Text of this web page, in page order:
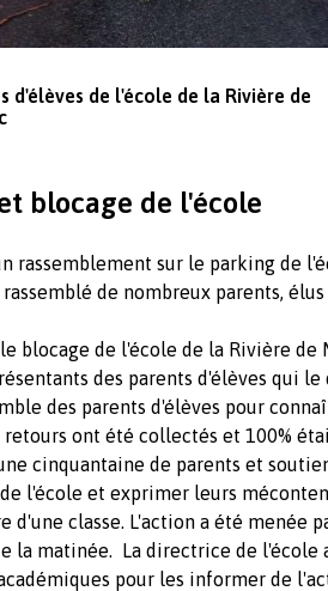
d'élèves de l'école de la Rivière de
blocage de l'école
rassemblement sur le parking de
de nombreux parents,
blocage de l'école de la Rivière de
des parents d'élèves qui
des parents d'élèves pour
ont été collectés et 100%
cinquantaine de parents et
l'école et exprimer leurs
d'une classe. L'action a été menée
la matinée. La directrice de l'école
pour les informer de